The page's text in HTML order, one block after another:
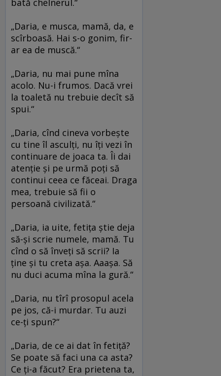
bată chelnerul.“
„Daria, e musca, mamă, da, e
scîrboasă. Hai s-o gonim, fir-
ar ea de muscă.“
„Daria, nu mai pune mîna
acolo. Nu-i frumos. Dacă vrei
la toaletă nu trebuie decît să
spui.“
„Daria, cînd cineva vorbeşte
cu tine îl asculţi, nu îţi vezi în
continuare de joaca ta. Îi dai
atenţie şi pe urmă poţi să
continui ceea ce făceai. Draga
mea, trebuie să fii o
persoană civilizată.“
„Daria, ia uite, fetiţa ştie deja
să-şi scrie numele, mamă. Tu
cînd o să înveţi să scrii? Ia
ţine şi tu creta aşa. Aaaşa. Să
nu duci acuma mîna la gură.“
„Daria, nu tîrî prosopul acela
pe jos, că-i murdar. Tu auzi
ce-ţi spun?“
„Daria, de ce ai dat în fetiţă?
Se poate să faci una ca asta?
Ce ţi-a făcut? Era prietena ta,